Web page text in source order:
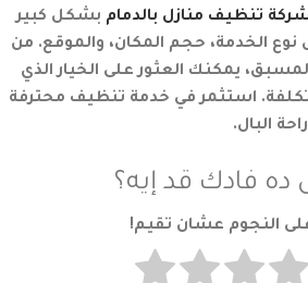
تنظيف منازل بالدمام بشكل كبير
الخدمة، حجم المكان، والموقع. من
يمكنك العثور على الخيار الذي
استثمر في خدمة تنظيف محترفة
البال.
ده فادك قد إيه؟
النجوم عشان تقيم!